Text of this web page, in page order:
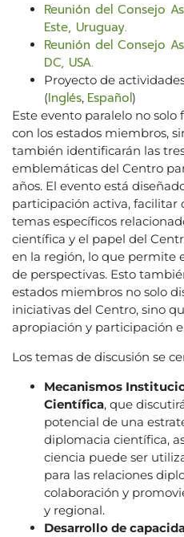
Reunión del Consejo
Este, Uruguay.
Reunión del Consejo
DC, USA.
Proyecto de
(Inglés, Español)
Este evento paralelo no
con los estados miembros,
también identificarán las
emblemáticas del Centro
años. El evento está
participación activa, facilitar
temas específicos
científica y el papel del
en la región, lo que permite
de perspectivas. Esto
estados miembros no solo
iniciativas del Centro, sino
apropiación y participación
Los temas de discusión se
Mecanismos
Científica, que
potencial de una
diplomacia científica,
ciencia puede ser
para las relaciones
colaboración y
y regional.
Desarrollo de